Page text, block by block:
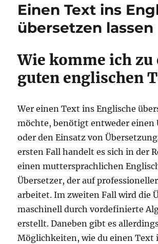
Einen Text ins
übersetzen lassen
Wie komme ich zu
guten englischen
Wer einen Text ins Englische
möchte, benötigt entweder einen
oder den Einsatz von
ersten Fall handelt es sich in der
einen muttersprachlichen
Übersetzer, der auf
arbeitet. Im zweiten Fall wird die
maschinell durch vordefinierte
erstellt. Daneben gibt es
Möglichkeiten, wie du einen Text